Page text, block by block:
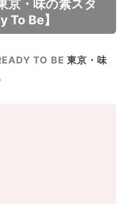
京・味の素スタ
To Be】
TO BE東京・味